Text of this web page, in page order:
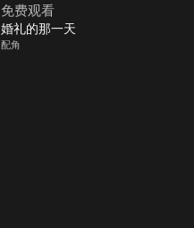
免费观看
婚礼的那一天
配角